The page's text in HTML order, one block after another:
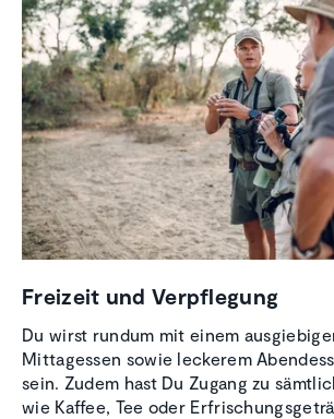
Freizeit und Verpfle­gung
Du wirst rundum mit einem
Mittagessen sowie leckerem
sein. Zudem hast Du Zugang zu
wie Kaffee, Tee oder